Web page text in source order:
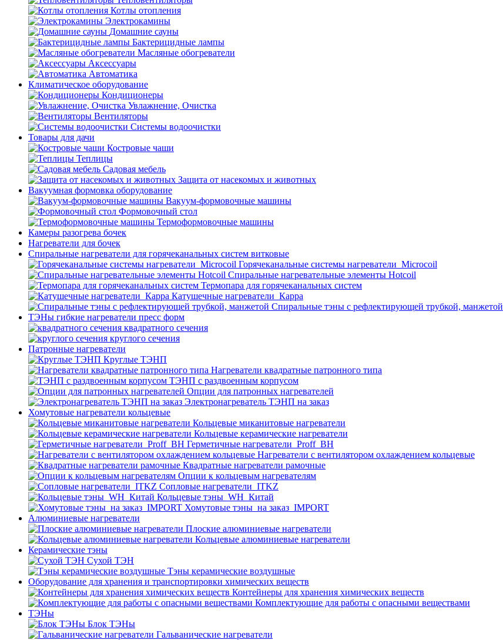
Котлы отопления
Электрокамины
Домашние сауны
Бактерицидные лампы
Масляные обогреватели
Аксессуары
Автоматика
Климатическое оборудование
Кондиционеры
Увлажнение, Очистка
Вентиляторы
Системы водоочистки
Товары для дачи
Костровые чаши
Теплицы
Садовая мебель
Защита от насекомых и животных
Вакуумная формовка оборудование
Вакуум-формовочные машины
Формовочный стол
Термоформовочные машины
Камеры разогрева бочек
Нагреватели для бочек
Спиральные нагреватели для горячеканальных систем витковые
Горячеканальные системы нагреватели_Microcoil
Спиральные нагревательные элементы Hotcoil
Термопара для горячеканальных систем
Катушечные нагреватели_Карра
Спиральные тэны с рефлектирующей трубкой, манжетой
ТЭНы гибкие нагреватели пресс форм
квадратного сечения
круглого сечения
Патронные нагреватели
Круглые ТЭНП
Нагреватели квадратные патронного типа
ТЭНП с раздвоенным корпусом
Опции для патронных нагревателей
Электронагреватель ТЭНП на заказ
Хомутовые нагреватели кольцевые
Кольцевые миканитовые нагреватели
Кольцевые керамические нагреватели
Герметичные нагреватели_Proff_BH
Нагреватели с вентилятором охлаждением кольцевые
Квадратные нагреватели рамочные
Опции к кольцевым нагревателям
Cопловые нагреватели_ITKZ
Кольцевые тэны_WH_Китай
Хомутовые тэны_на заказ_IMPORT
Алюминиевые нагреватели
Плоские алюминиевые нагреватели
Кольцевые алюминиевые нагреватели
Керамические тэны
Сухой ТЭН
Тэны керамические воздушные
Оборудование для хранения и транспортировки химических веществ
Контейнеры для хранения химических веществ
Комплектующие для работы с опасными веществами
ТЭНы
Блок ТЭНы
Гальванические нагреватели